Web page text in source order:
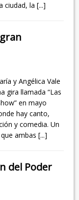
ciudad, la[...]
y Angélica Vale
gira llamada “Las
en mayo
hay canto,
y comedia. Un
ambas[...]
del Poder